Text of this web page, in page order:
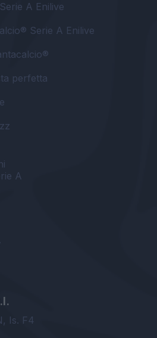
A Enilive
Serie A Enilive
perfetta
A
Is. F4